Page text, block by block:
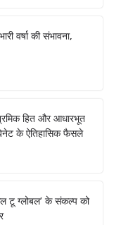
वर्षा की संभावना,
हित और आधारभूत
के ऐतिहासिक फैसले
टू ग्लोबल’ के संकल्प को